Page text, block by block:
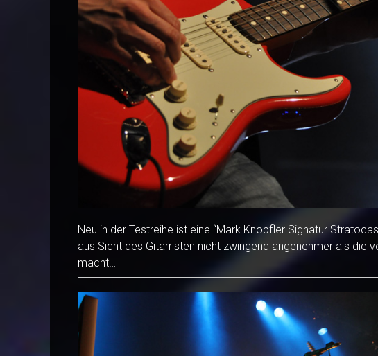
Neu in der Testreihe ist eine “Mark Knopfler Signatur
aus Sicht des Gitarristen nicht zwingend angenehmer als die
macht…